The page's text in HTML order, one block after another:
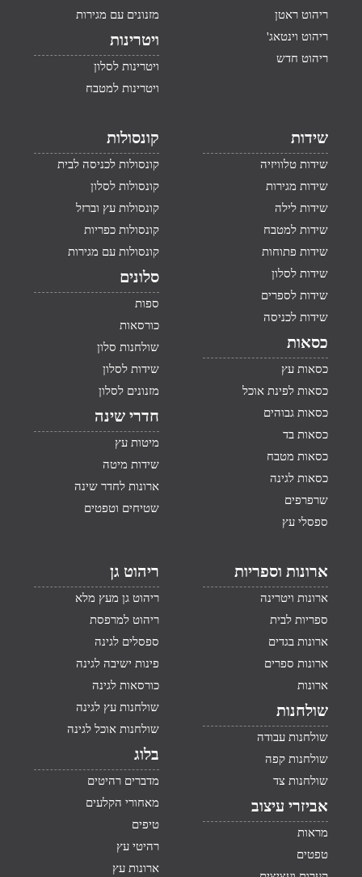
ריהוט ראטן
ריהוט וינטאג'
ריהוט חדש
מזנונים עם מגירות
ויטרינות
ויטרינות לסלון
ויטרינות למטבח
שידות
שידות טלוויזיה
שידות מגירות
שידות לילה
שידות למטבח
שידות פתוחות
שידות לסלון
שידות לספרים
שידות לכניסה
כסאות
כסאות עץ
כסאות לפינת אוכל
כסאות גבוהים
כסאות בד
כסאות מטבח
כסאות לגינה
שרפרפים
ספסלי עץ
קונסולות
קונסולות לכניסה לבית
קונסולות לסלון
קונסולות עץ וברזל
קונסולות כפריות
קונסולות עם מגירות
סלונים
ספות
כורסאות
שולחנות סלון
שידות לסלון
מזנונים לסלון
חדרי שינה
מיטות עץ
שידות מיטה
ארונות לחדר שינה
שטיחים וטפטים
ארונות וספריות
ארונות ויטרינה
ספריות לבית
ארונות בגדים
ארונות ספרים
ארונות
שולחנות
שולחנות עבודה
שולחנות קפה
שולחנות צד
אביזרי עיצוב
מראות
טפטים
ריהוט גן
ריהוט גן מעץ מלא
ריהוט למרפסת
ספסלים לגינה
פינות ישיבה לגינה
כורסאות לגינה
שולחנות עץ לגינה
שולחנות אוכל לגינה
בלוג
מדברים רהיטים
מאחורי הקלעים
טיפים
רהיטי עץ
ארונות עץ